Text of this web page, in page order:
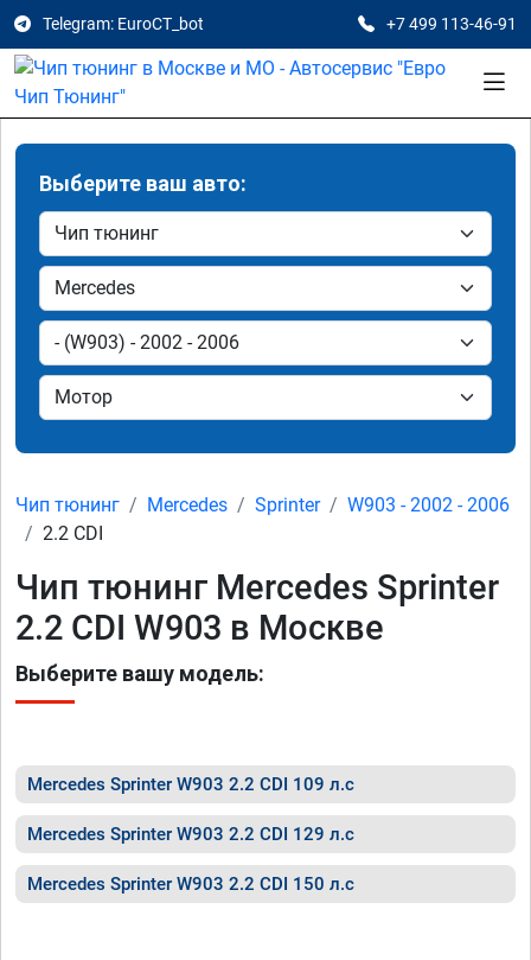
Telegram: EuroCT_bot +7 499 113-46-91
Выберите ваш авто:
Чип тюнинг Mercedes Sprinter
W903 - 2002 - 2006
2.2 CDI
Чип тюнинг Mercedes Sprinter
2.2 CDI W903 в Москве
Выберите вашу модель:
Mercedes Sprinter W903 2.2 CDI 109 л.с
Mercedes Sprinter W903 2.2 CDI 129 л.с
Mercedes Sprinter W903 2.2 CDI 150 л.с